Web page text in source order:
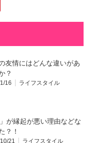
友情にはどんな違いがあ
？
16 ライフスタイル
」が縁起が悪い理由などな
？！
21 ライフスタイル